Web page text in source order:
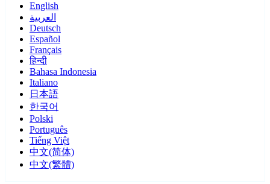
English
العربية
Deutsch
Español
Français
हिन्दी
Bahasa Indonesia
Italiano
日本語
한국어
Polski
Português
Tiếng Việt
中文(简体)
中文(繁體)